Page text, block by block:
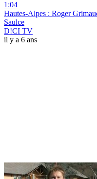
1:04
Hautes-Alpes : Roger
Saulce
D!CI TV
il y a 6 ans